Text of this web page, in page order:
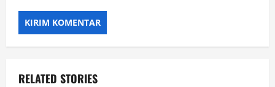
RELATED STORIES